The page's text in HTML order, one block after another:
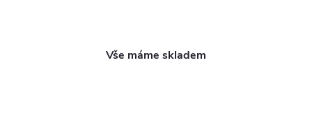
Vše máme skladem